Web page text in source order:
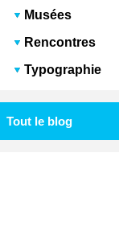
Musées
Rencontres
Typographie
Tout le blog